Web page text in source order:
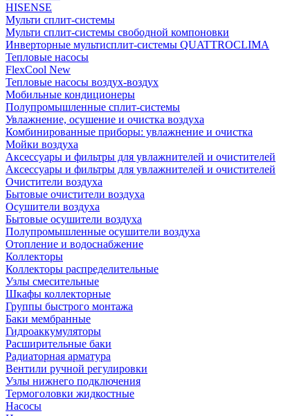
HISENSE
Мульти сплит-системы
Мульти сплит-системы свободной компоновки
Инверторные мультисплит-системы QUATTROCLIMA
Тепловые насосы
FlexCool New
Тепловые насосы воздух-воздух
Мобильные кондиционеры
Полупромышленные сплит-системы
Увлажнение, осушение и очистка воздуха
Комбинированные приборы: увлажнение и очистка
Мойки воздуха
Аксессуары и фильтры для увлажнителей и очистителей
Аксессуары и фильтры для увлажнителей и очистителей
Очистители воздуха
Бытовые очистители воздуха
Осушители воздуха
Бытовые осушители воздуха
Полупромышленные осушители воздуха
Отопление и водоснабжение
Коллекторы
Коллекторы распределительные
Узлы смесительные
Шкафы коллекторные
Группы быстрого монтажа
Баки мембранные
Гидроаккумуляторы
Расширительные баки
Радиаторная арматура
Вентили ручной регулировки
Узлы нижнего подключения
Термоголовки жидкостные
Насосы